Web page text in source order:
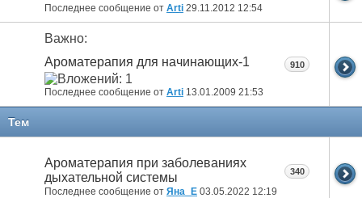
Последнее сообщение от Arti 29.11.2012 12:54
Важно:
Ароматерапия для начинающих-1
Последнее сообщение от Arti 13.01.2009 21:53
910
Тем
Ароматерапия при заболеваниях
дыхательной системы
Последнее сообщение от Яна_Е 03.05.2022 12:19
340